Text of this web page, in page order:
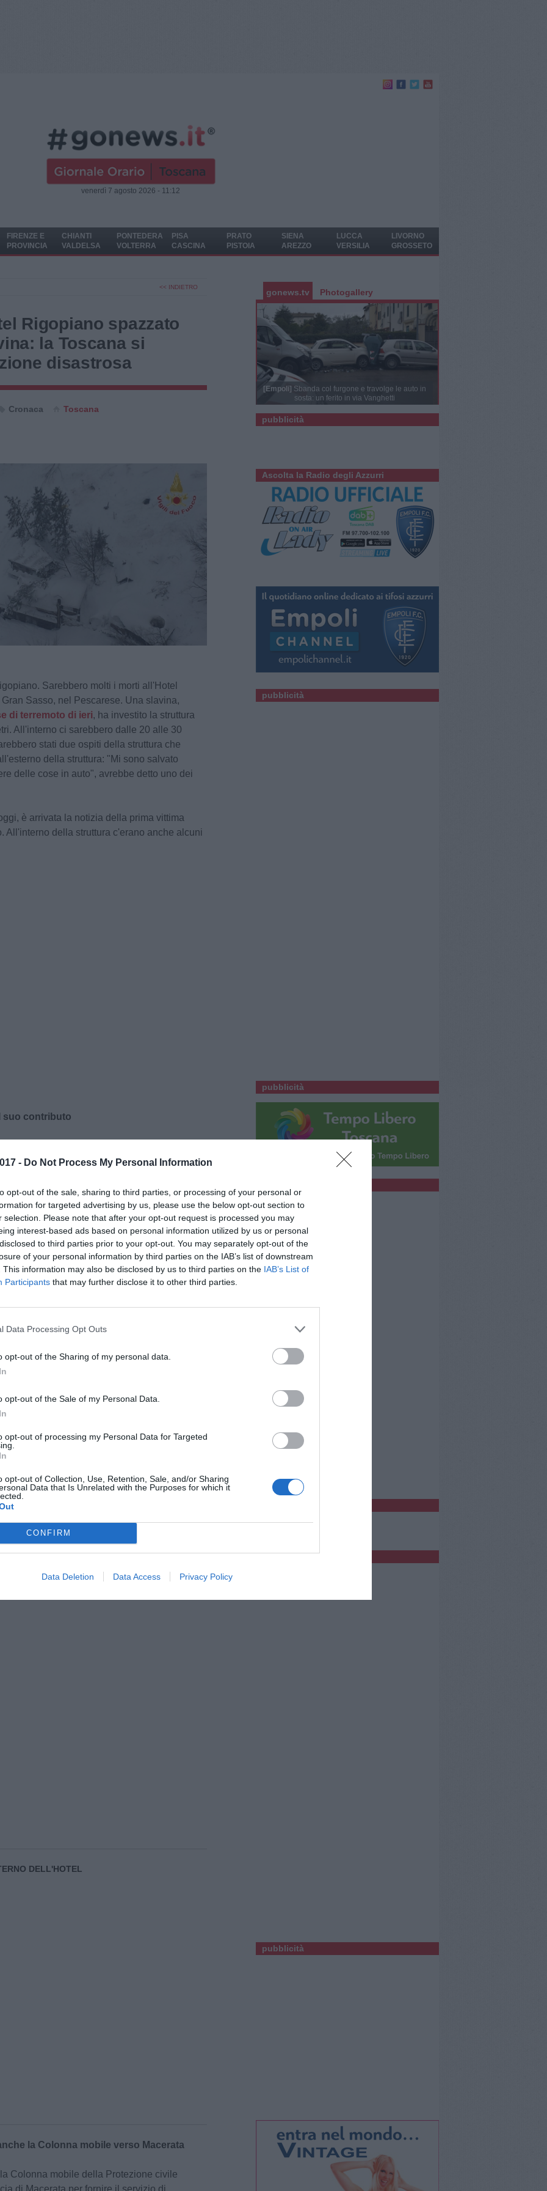
- Do Not Process My Personal Information
opt-out of the sale, sharing to third parties, or processing of your personal or
for targeted advertising by us, please use the below opt-out section to
selection. Please note that after your opt-out request is processed you may
interest-based ads based on personal information utilized by us or personal
to third parties prior to your opt-out. You may separately opt-out of the
of your personal information by third parties on the IAB’s list of downstream
This information may also be disclosed by us to third parties on the IAB’s List of
Participants that may further disclose it to other third parties.
Data Processing Opt Outs
opt-out of the Sharing of my personal data.
opt-out of the Sale of my Personal Data.
opt-out of processing my Personal Data for Targeted
opt-out of Collection, Use, Retention, Sale, and/or Sharing
Data that Is Unrelated with the Purposes for which it
CONFIRM
Data Deletion Data Access Privacy Policy
venerdì 7 agosto 2026 - 11:12
FIRENZE E
PROVINCIA
CHIANTI
VALDELSA
PONTEDERA
VOLTERRA
PISA
CASCINA
PRATO
PISTOIA
SIENA
AREZZO
LUCCA
VERSILIA
LIVORNO
GROSSETO
<< INDIETRO
Rigopiano spazzato
la Toscana si
disastrosa
Cronaca Toscana
Sarebbero molti i morti all'Hotel
Sasso, nel Pescarese. Una slavina,
di terremoto di ieri, ha investito la struttura
All'interno ci sarebbero dalle 20 alle 30
stati due ospiti della struttura che
della struttura: "Mi sono salvato
delle cose in auto", avrebbe detto uno dei
è arrivata la notizia della prima vittima
All'interno della struttura c'erano anche alcuni
suo contributo
per prestare i soccorsi. Il Team USAR
dopo le 2 per la provincia di Pescara.
per raggiungere la zona. Solo alle ore 4 i primi
"Già da ieri si sono mossi diversi mezzi
nelle aree colpite dal terremoto e dal
Marche, in Abruzzo il terremoto ha colpito
così il governatore della Toscana, Enrico
Conferenza delle Regioni.
mentre parte è stata sommersa dalla
dovuti restare a circa 6 km dalla struttura,
di alberi caduti. L'albergo è raggiungibile
della Metrocittà Firenze
e una turbina verso Colfiorito Una
della Città Metropolitana di Firenze,
è partita stamani da Firenze nell'ambito della
verso Macerata.
Bassi, consigliere delegato alla
- sono in viaggio un'altra volta per portare
sisma e dal maltempo. Questa volta la
Colfiorito".
attrezzature e una turbina, che fa
utili per i soccorsi a quanti oltre ad
dalle nuove scosse, sono insidiati anche
DELL'HOTEL
la Colonna mobile verso Macerata
Colonna mobile della Protezione civile
gonews.tv Photogallery
[Empoli] Sbanda col furgone e travolge le auto in
sosta: un ferito in via Vanghetti
pubblicità
Ascolta la Radio degli Azzurri
pubblicità
pubblicità
Meteo Empoli
pubblicità
pubblicità